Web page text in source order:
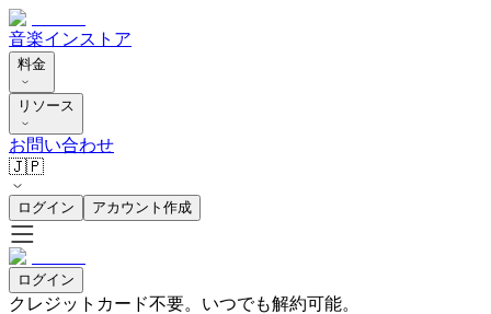
音楽インストア
料金
リソース
お問い合わせ
🇯🇵
ログイン アカウント作成
ログイン
クレジットカード不要。いつでも解約可能。